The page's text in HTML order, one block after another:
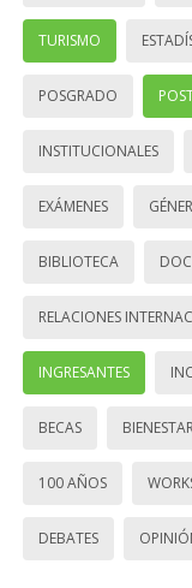
TURISMO
POSGRADO
INSTITUCIONALES
EXÁMENES
BIBLIOTECA
RELACIONES
INGRESANTES
BECAS
100 AÑOS
DEBATES